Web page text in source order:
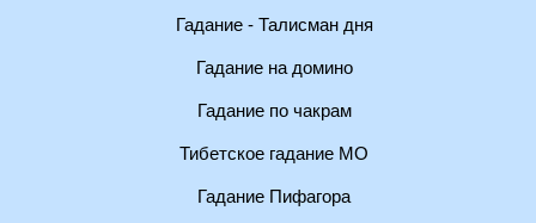
Гадание - Талисман дня
Гадание на домино
Гадание по чакрам
Тибетское гадание МО
Гадание Пифагора